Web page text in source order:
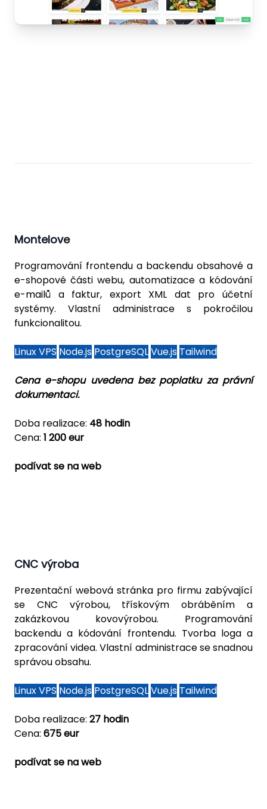
Montelove
Programování frontendu a backendu obsahové a
e-shopové části webu, automatizace a kódování
e-mailů a faktur, export XML dat pro účetní
systémy. Vlastní administrace s pokročilou
funkcionalitou.
Linux VPS Node.js PostgreSQLVue.js Tailwind
Cena e-shopu uvedena bez poplatku za právní
dokumentaci.
Doba realizace: 48 hodin
Cena: 1 200 eur
podívat se na web
CNC výroba
Prezentační webová stránka pro firmu zabývající
se CNC výrobou, třískovým obráběním a
zakázkovou kovovýrobou. Programování
backendu a kódování frontendu. Tvorba loga a
zpracování videa. Vlastní administrace se snadnou
správou obsahu.
Linux VPS Node.js PostgreSQLVue.js Tailwind
Doba realizace: 27 hodin
Cena: 675 eur
podívat se na web